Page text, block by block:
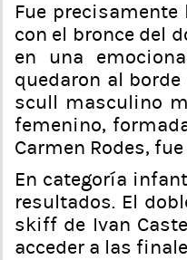
Fue
con el bronce del
en una
quedaron al
scull masculino
femenino,
Carmen Rodes,
En categoría
resultados. El
skiff de Ivan
acceder a las